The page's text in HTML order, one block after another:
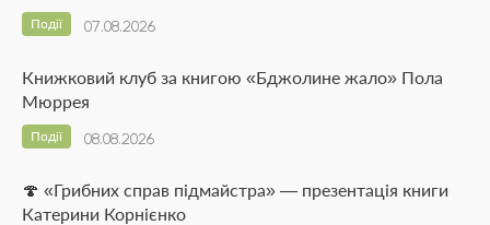
07.08.2026
Події
Книжковий клуб за книгою «Бджолине жало» Пола
Мюррея
08.08.2026
Події
🍄 «Грибних справ підмайстра» — презентація книги
Катерини Корнієнко